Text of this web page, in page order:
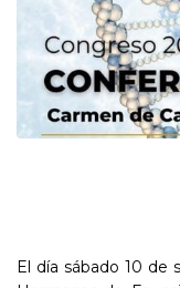
El día sábado 10